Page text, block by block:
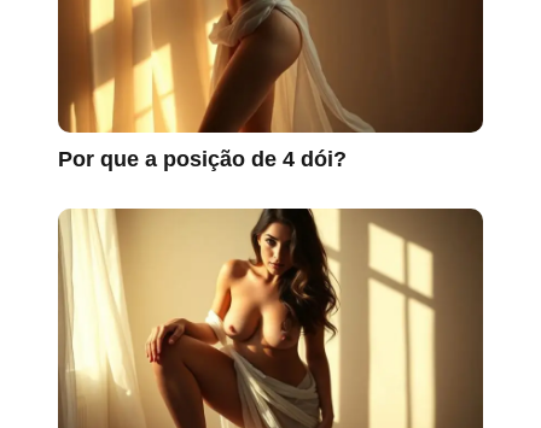
Por que a posição de 4 dói?